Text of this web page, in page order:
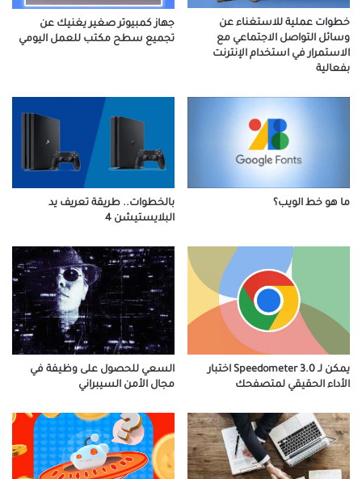
خطوات عملية للاستغناء عن
وسائل التواصل الاجتماعي مع
الاستمرار في استخدام الإنترنت
بفعالية
جهاز كمبيوتر صغير يغنيك عن
تجميع سطح مكتب للعمل اليومي
ما هو خط الويب؟
بالخطوات.. طريقة تعريف يد
البلايستيشن 4
يمكن لـ Speedometer 3.0 اختبار
الأداء الحقيقي لمتصفحك
السعي للحصول على وظيفة في
مجال الأمن السيبراني